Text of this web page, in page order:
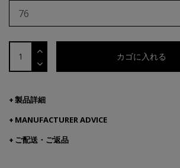
76
カゴに入れる
製品詳細
MANUFACTURER ADVICE
ご配送・ご返品